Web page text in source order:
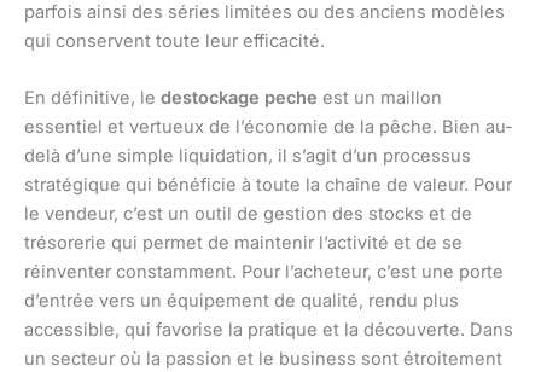
parfois ainsi des séries limitées ou des anciens modèles
qui conservent toute leur efficacité.
En définitive, le destockage peche est un maillon
essentiel et vertueux de l’économie de la pêche. Bien au-
delà d’une simple liquidation, il s’agit d’un processus
stratégique qui bénéficie à toute la chaîne de valeur. Pour
le vendeur, c’est un outil de gestion des stocks et de
trésorerie qui permet de maintenir l’activité et de se
réinventer constamment. Pour l’acheteur, c’est une porte
d’entrée vers un équipement de qualité, rendu plus
accessible, qui favorise la pratique et la découverte. Dans
un secteur où la passion et le business sont étroitement